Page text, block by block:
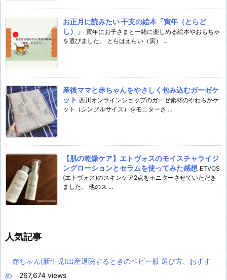
お正月に読みたい 干支の絵本「寅年（とらど
し）」
寅年にお子さまと一緒に楽しめる絵本やおもちゃ
を選びました。 とらはえらい（寅） ...
産後ママと赤ちゃんをやさしく包み込むガーゼケ
ット 西川オンラインショップのガーゼ素材のやわらかケ
ット（シングルサイズ）をモニターさ ...
【肌の乾燥ケア】エトヴォスのモイスチャライジ
ングローションとセラムを使ってみた感想 ETVOS
(エトヴォス)のスキンケア2点をモニターさせていただき
ました。 他のス ...
人気記事
赤ちゃん(新生児)出産退院するときのベビー服 選び方、おすす
め
267,674 views